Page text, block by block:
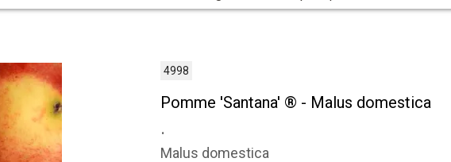
4998
Pomme 'Santana' ® - Malus domestica
.
Malus domestica